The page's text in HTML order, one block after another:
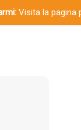
Visita la pagina